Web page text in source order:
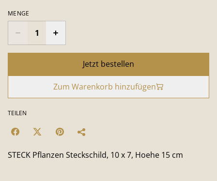
MENGE
Jetzt bestellen
Zum Warenkorb hinzufügen
TEILEN
STECK Pflanzen Steckschild, 10 x 7, Hoehe 15 cm